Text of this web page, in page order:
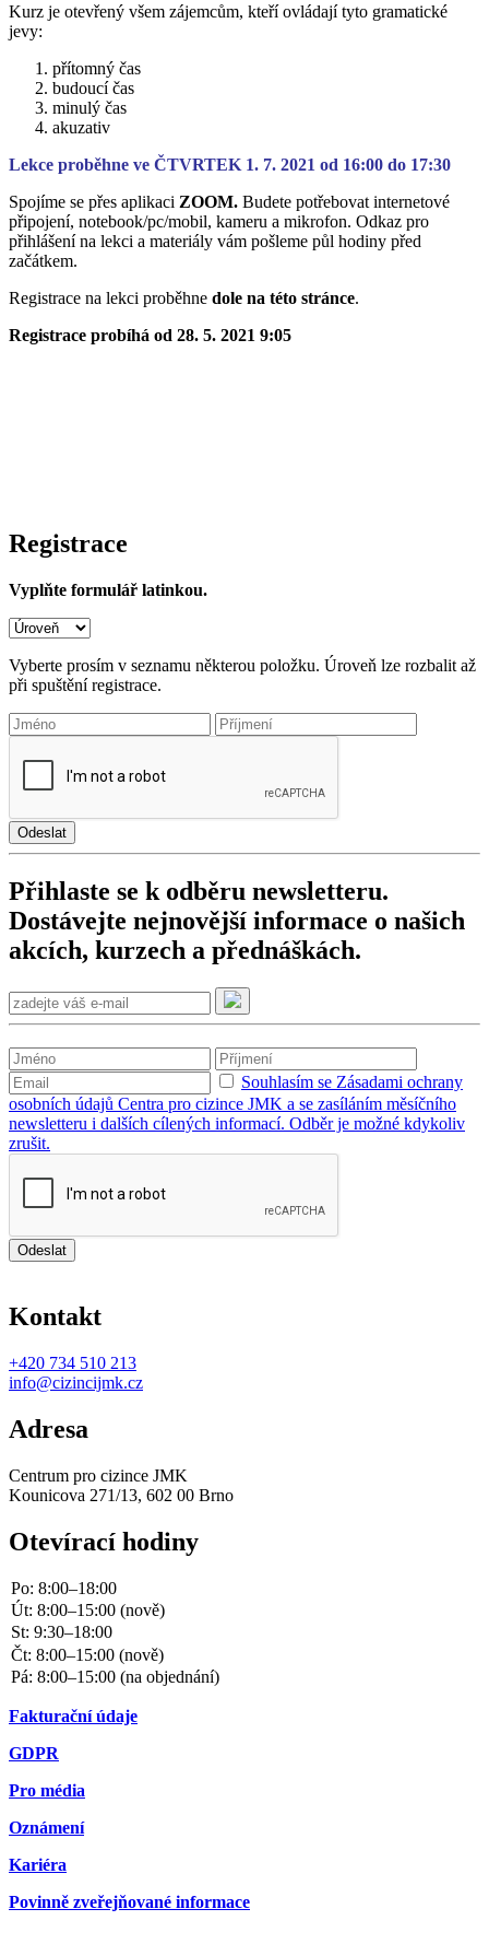
Kurz je otevřený všem zájemcům, kteří ovládají tyto gramatické
jevy:
přítomný čas
budoucí čas
minulý čas
akuzativ
Lekce proběhne ve ČTVRTEK 1. 7. 2021 od 16:00 do 17:30
Spojíme se přes aplikaci ZOOM. Budete potřebovat internetové
připojení, notebook/pc/mobil, kameru a mikrofon. Odkaz pro
přihlášení na lekci a materiály vám pošleme půl hodiny před
začátkem.
Registrace na lekci proběhne dole na této stránce.
Registrace probíhá od 28. 5. 2021 9:05
Registrace
Vyplňte formulář latinkou.
Vyberte prosím v seznamu některou položku. Úroveň lze rozbalit až
při spuštění registrace.
Odeslat
Přihlaste se k odběru newsletteru.
Dostávejte nejnovější informace o našich
akcích, kurzech a přednáškách.
Souhlasím se Zásadami ochrany
osobních údajů Centra pro cizince JMK a se zasíláním měsíčního
newsletteru i dalších cílených informací. Odběr je možné kdykoliv
zrušit.
Odeslat
Kontakt
+420 734 510 213
info@cizincijmk.cz
Adresa
Centrum pro cizince JMK
Kounicova 271/13, 602 00 Brno
Otevírací hodiny
Fakturační údaje
GDPR
Pro média
Oznámení
Kariéra
Povinně zveřejňované informace